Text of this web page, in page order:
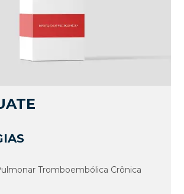
Tromboembólica Crônica